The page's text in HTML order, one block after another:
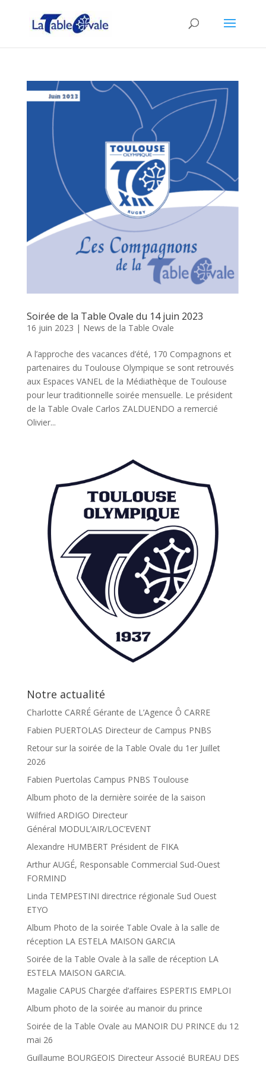
Soirée de la Table Ovale du 14 juin 2023
16 juin 2023 | News de la Table Ovale
A l’approche des vacances d’été, 170 Compagnons et
partenaires du Toulouse Olympique se sont retrouvés
aux Espaces VANEL de la Médiathèque de Toulouse
pour leur traditionnelle soirée mensuelle. Le président
de la Table Ovale Carlos ZALDUENDO a remercié
Olivier...
Notre actualité
Charlotte CARRÉ Gérante de L’Agence Ô CARRE
Fabien PUERTOLAS Directeur de Campus PNBS
Retour sur la soirée de la Table Ovale du 1er Juillet
2026
Fabien Puertolas Campus PNBS Toulouse
Album photo de la dernière soirée de la saison
Wilfried ARDIGO Directeur
Général MODUL’AIR/LOC’EVENT
Alexandre HUMBERT Président de FIKA
Arthur AUGÉ, Responsable Commercial Sud-Ouest
FORMIND
Linda TEMPESTINI directrice régionale Sud Ouest
ETYO
Album Photo de la soirée Table Ovale à la salle de
réception LA ESTELA MAISON GARCIA
Soirée de la Table Ovale à la salle de réception LA
ESTELA MAISON GARCIA.
Magalie CAPUS Chargée d’affaires ESPERTIS EMPLOI
Album photo de la soirée au manoir du prince
Soirée de la Table Ovale au MANOIR DU PRINCE du 12
mai 26
Guillaume BOURGEOIS Directeur Associé BUREAU DES